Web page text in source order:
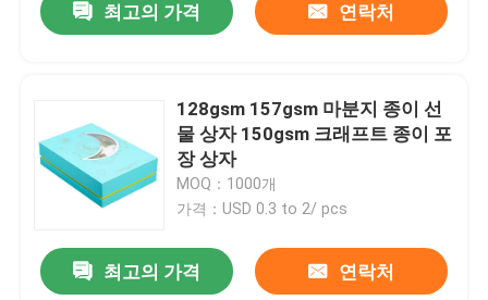
최고의 가격 연락처
128gsm 157gsm 마분지 종이 선
물 상자 150gsm 크래프트 종이 포
장 상자
MOQ：1000개
가격：USD 0.3 to 2/ pcs
최고의 가격 연락처